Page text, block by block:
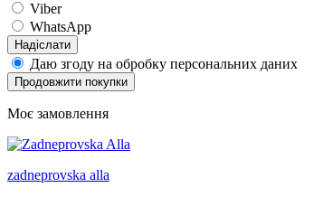
Viber
WhatsApp
Надіслати
Даю згоду на обробку персональних даних
Продовжити покупки
Моє замовлення
zadneprovska alla